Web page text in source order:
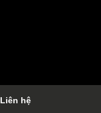
Liên hệ